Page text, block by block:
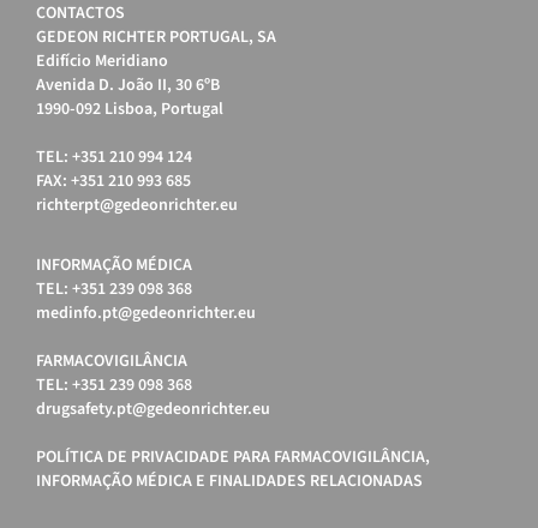
CONTACTOS
GEDEON RICHTER PORTUGAL, SA
Edifício Meridiano
Avenida D. João II, 30 6ºB
1990-092 Lisboa, Portugal
TEL: +351 210 994 124
FAX: +351 210 993 685
richterpt@gedeonrichter.eu
INFORMAÇÃO MÉDICA
TEL: +351 239 098 368
medinfo.pt@gedeonrichter.eu
FARMACOVIGILÂNCIA
TEL: +351 239 098 368
drugsafety.pt@gedeonrichter.eu
POLÍTICA DE PRIVACIDADE PARA FARMACOVIGILÂNCIA,
INFORMAÇÃO MÉDICA E FINALIDADES RELACIONADAS